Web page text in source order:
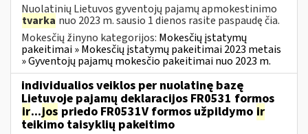
Nuolatinių Lietuvos gyventojų pajamų apmokestinimo
tvarka nuo 2023 m. sausio 1 dienos rasite paspaudę čia.
Mokesčių žinyno kategorijos: Mokesčių įstatymų
pakeitimai » Mokesčių įstatymų pakeitimai 2023 metais
» Gyventojų pajamų mokesčio pakeitimai nuo 2023 m.
individualios veiklos per nuolatinę bazę
Lietuvoje pajamų deklaracijos FR0531 formos
ir...jos priedo FR0531V formos užpildymo ir
teikimo taisyklių pakeitimo